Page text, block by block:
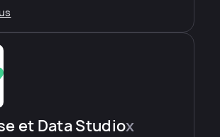
et Data Studiox